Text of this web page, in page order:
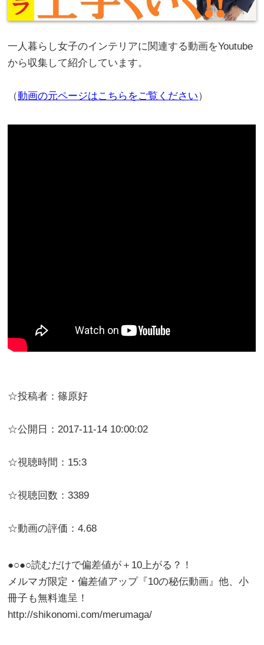
一人暮らし女子のインテリアに関連する動画をYoutube
から収集して紹介しています。
（動画の元ページはこちらをご覧ください）
☆投稿者：篠原好
☆公開日：2017-11-14 10:00:02
☆視聴時間：15:3
☆視聴回数：3389
☆動画の評価：4.68
●○●○読むだけで偏差値が＋10上がる？！
メルマガ限定・偏差値アップ『10の秘伝動画』他、小
冊子も無料進呈！
http://shikonomi.com/merumaga/